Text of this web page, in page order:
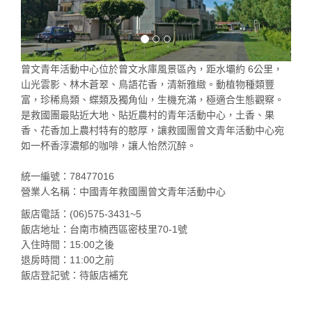
曾文青年活動中心位於曾文水庫風景區內，距水壩約 6公里，
山光雲影、林木蒼翠、鳥語花香，清新雅緻。動植物種類豐
富，珍稀鳥類、蝶類及獨角仙，生機充滿，極適合生態觀察。
是救國團最貼近大地、貼近農村的青年活動中心，土香、果
香、花香加上農村特有的憨厚，讓救國團曾文青年活動中心宛
如一杯香淳濃郁的咖啡，讓人怡然沉醉。
統一編號：78477016
營業人名稱：中國青年救國團曾文青年活動中心
飯店電話：(06)575-3431~5
飯店地址：台南市楠西區密枝里70-1號
入住時間：15:00之後
退房時間：11:00之前
飯店登記號：待飯店補充